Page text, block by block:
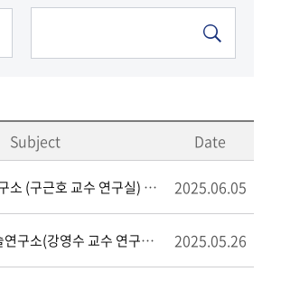
Subject Date
수소에너지연구소 (구근호 교수 연구실) 일반연구원 채용 공고 2025.06.05
환경·기후기술연구소(강영수 교수 연구실) 연구교수 채용 공고 2025.05.26